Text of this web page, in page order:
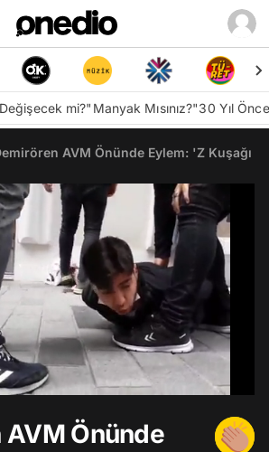
mi?"Manyak Mısınız?"30 Yıl
AVM Önünde Eylem: 'Z Kuşağı
Önünde